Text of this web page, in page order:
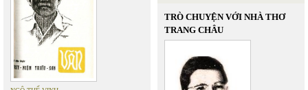
TRÒ CHUYỆN VỚI NHÀ THƠ
TRANG CHÂU